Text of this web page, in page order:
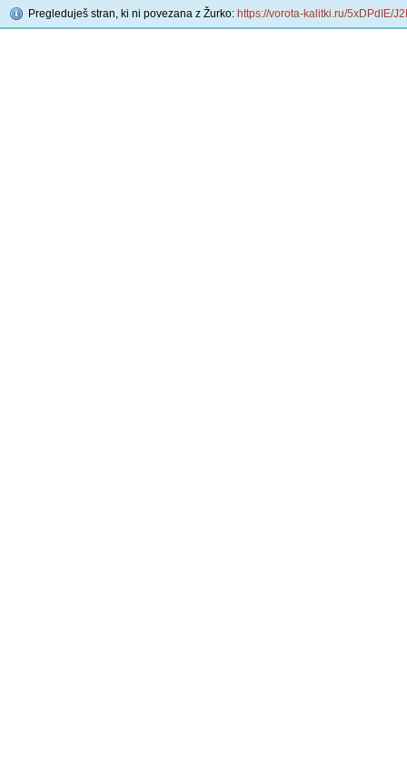
Pregleduješ stran, ki ni povezana z Žurko: https://vorota-kalitki.ru/5xDPdIE/